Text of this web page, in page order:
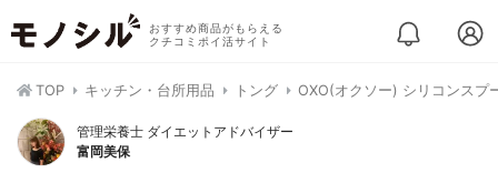
おすすめ商品がもらえる
クチコミポイ活サイト
TOP キッチン・台所用品 トング OXO(オクソー) シリコンスプ
管理栄養士 ダイエットアドバイザー
富岡美保